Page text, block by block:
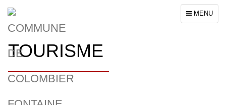
Toggle
navigation
MENU
TOURISME